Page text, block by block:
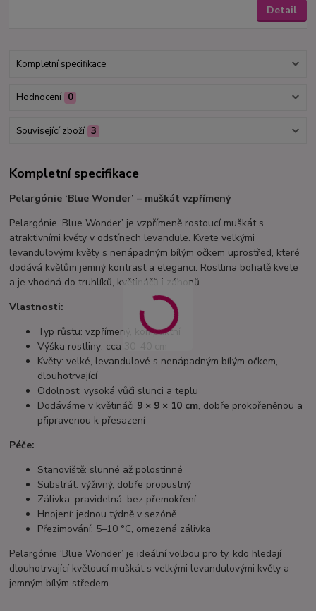
Detail
Kompletní specifikace
Hodnocení 0
Související zboží 3
Kompletní specifikace
Pelargónie ‘Blue Wonder’ – muškát vzpřímený
Pelargónie ‘Blue Wonder’ je vzpřímeně rostoucí muškát s
atraktivními květy v odstínech levandule. Kvete velkými
levandulovými květy s nenápadným bílým očkem uprostřed, které
dodává květům jemný kontrast a eleganci. Rostlina bohatě kvete
a je vhodná do truhlíků, květináčů i záhonů.
Vlastnosti:
Typ růstu: vzpřímený, kompaktní
Výška rostliny: cca 30–40 cm
Květy: velké, levandulové s nenápadným bílým očkem,
dlouhotrvající
Odolnost: vysoká vůči slunci a teplu
Dodáváme v květináči 9 × 9 × 10 cm, dobře prokořeněnou a
připravenou k přesazení
Péče:
Stanoviště: slunné až polostinné
Substrát: výživný, dobře propustný
Zálivka: pravidelná, bez přemokření
Hnojení: jednou týdně v sezóně
Přezimování: 5–10 °C, omezená zálivka
Pelargónie ‘Blue Wonder’ je ideální volbou pro ty, kdo hledají
dlouhotrvající květoucí muškát s velkými levandulovými květy a
jemným bílým středem.